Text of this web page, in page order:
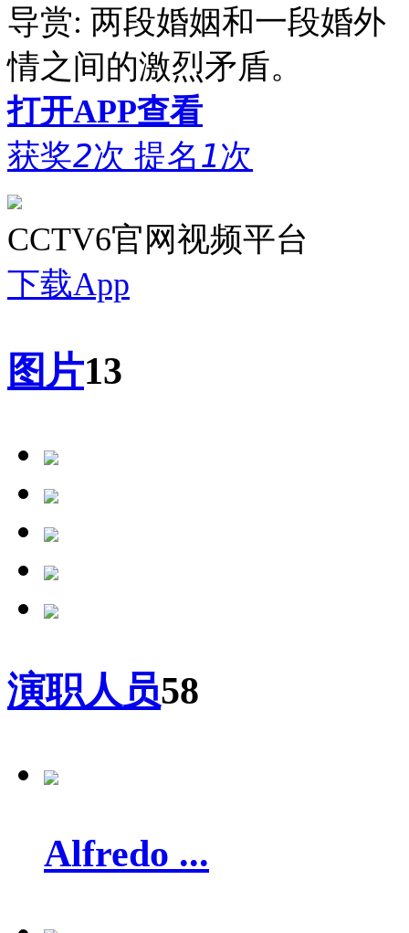
导赏: 两段婚姻和一段婚外
情之间的激烈矛盾。
打开APP查看
获奖2次 提名1次
CCTV6官网视频平台
下载App
图片13
演职人员58
Alfredo ...